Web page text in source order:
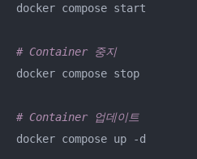
docker compose start
# Container 중지
docker compose stop
# Container 업데이트
docker compose up -d